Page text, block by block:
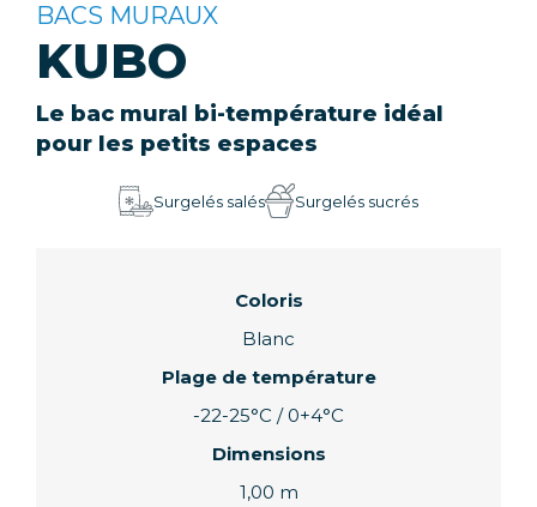
BACS MURAUX
KUBO
Le bac mural bi-température idéal
pour les petits espaces
Surgelés salés Surgelés sucrés
Coloris
Blanc
Plage de température
-22-25°C / 0+4°C
Dimensions
1,00 m